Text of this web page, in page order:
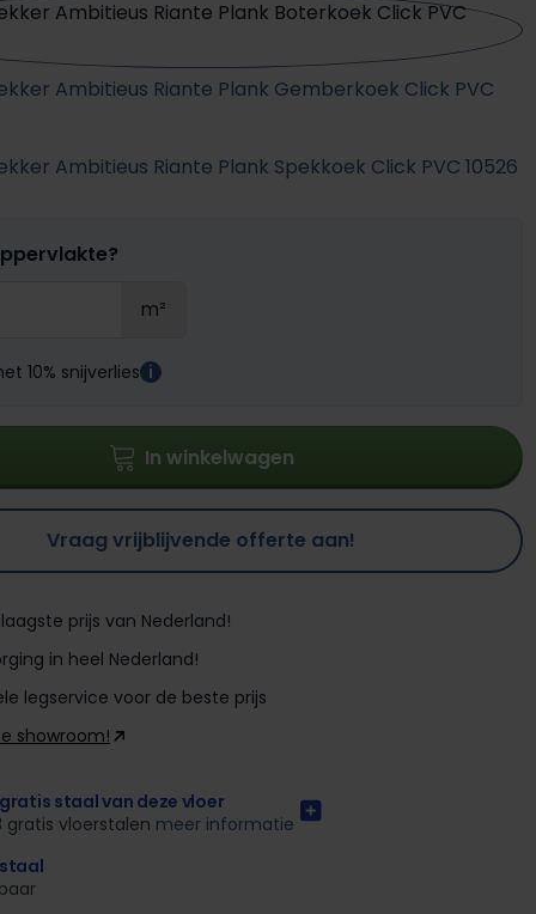
m²
10% snijverlies i
In winkelwagen
Vraag vrijblijvende offerte aan!
prijs van Nederland!
in heel Nederland!
legservice voor de beste prijs
showroom!
staal van deze vloer
gratis vloerstalen meer informatie